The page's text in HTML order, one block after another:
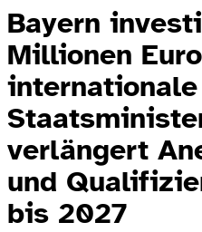
Bayern
Millionen
verlängert
und
bis 2027